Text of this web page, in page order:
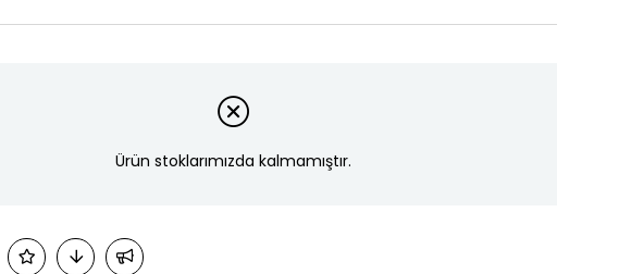
Ürün stoklarımızda kalmamıştır.